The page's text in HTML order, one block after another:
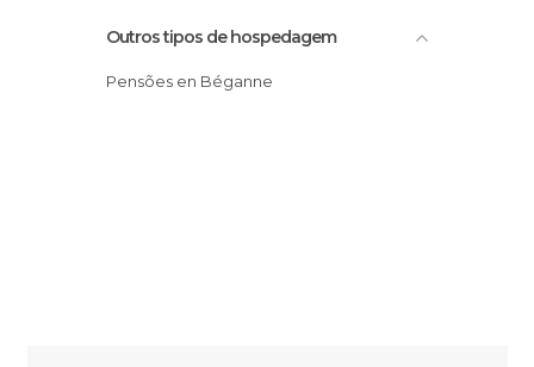
Outros tipos de hospedagem
Pensões en Béganne